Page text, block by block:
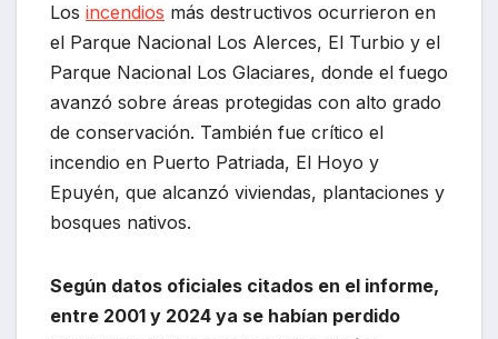
Los incendios más destructivos ocurrieron en
el Parque Nacional Los Alerces, El Turbio y el
Parque Nacional Los Glaciares, donde el fuego
avanzó sobre áreas protegidas con alto grado
de conservación. También fue crítico el
incendio en Puerto Patriada, El Hoyo y
Epuyén, que alcanzó viviendas, plantaciones y
bosques nativos.
Según datos oficiales citados en el informe,
entre 2001 y 2024 ya se habían perdido